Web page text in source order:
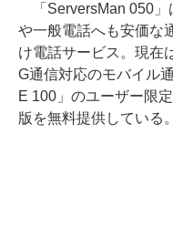
「ServersMan 050」
や一般電話へも安価な
け電話サービス。現在
G通信対応のモバイル
E 100」のユーザー限
版を無料提供している。